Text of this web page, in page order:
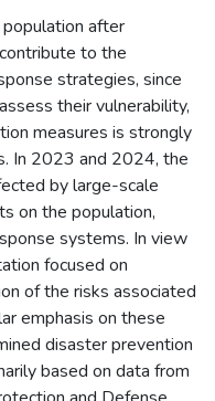
after
to the
strategies, since
their vulnerability,
measures is strongly
In 2023 and 2024, the
by large-scale
on the population,
systems. In view
focused on
of the risks associated
emphasis on these
disaster prevention
based on data from